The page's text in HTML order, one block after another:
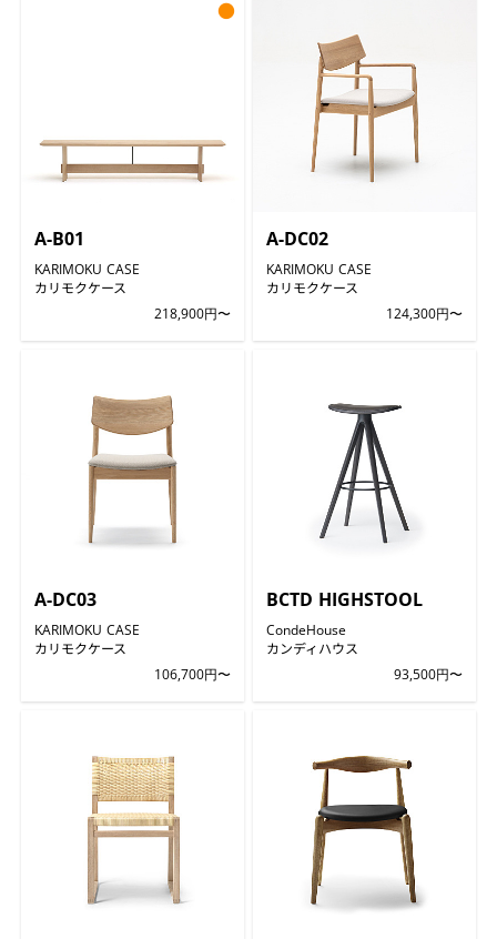
A-B01
KARIMOKU CASE
カリモクケース
218,900円〜
●
A-DC02
KARIMOKU CASE
カリモクケース
124,300円〜
A-DC03
KARIMOKU CASE
カリモクケース
106,700円〜
BCTD HIGHSTOOL
CondeHouse
カンディハウス
93,500円〜